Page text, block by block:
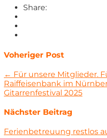
Share:
Voheriger Post
← Für unsere Mitglieder.
Raiffeisenbank im
Gitarrenfestival 2025
Nächster Beitrag
Ferienbetreuung restlos